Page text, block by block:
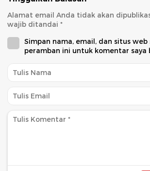
Alamat email Anda tidak akan
wajib ditandai *
Simpan nama, email, dan situs web
peramban ini untuk komentar saya